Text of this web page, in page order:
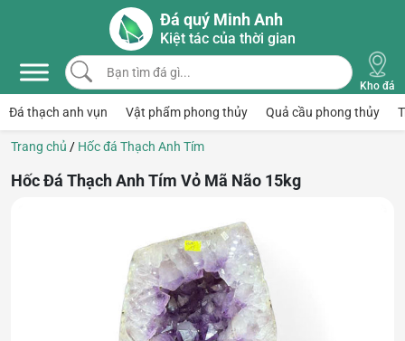
Skip to main content
Đá quý Minh Anh
Kiệt tác của thời gian
Bạn tìm đá gì...
Kho đá
Đá thạch anh vụn Vật phẩm phong thủy Quả cầu phong thủy
Trang chủ / Hốc đá Thạch Anh Tím
Hốc Đá Thạch Anh Tím Vỏ Mã Não 15kg